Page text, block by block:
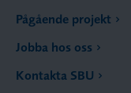
Pågående projekt
Jobba hos oss
Kontakta SBU